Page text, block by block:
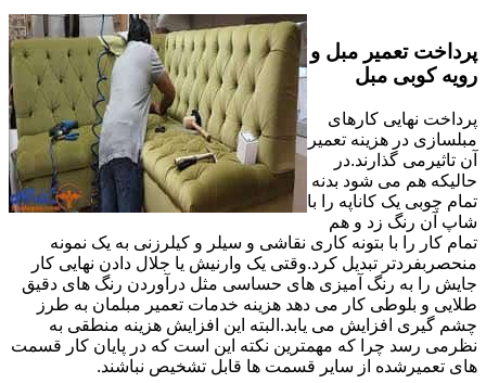
پرداخت تعمیر مبل و
رویه کوبی مبل
پرداخت نهایی کارهای
مبلسازی در هزینه تعمیر
آن تاثیرمی گذارند.در
حالیکه هم می شود بدنه
تمام چوبی یک کاناپه را با
شاپ آن رنگ زد و هم
تمام کار را با بتونه کاری نقاشی و سیلر و کیلرزنی به یک نمونه
منحصربفردتر تبدیل کرد.وقتی یک وارنیش یا جلال دادن نهایی کار
جایش را به رنگ آمیزی های حساسی مثل درآوردن رنگ های دقیق
طلایی و بلوطی کار می دهد هزینه خدمات تعمیر مبلمان به طرز
چشم گیری افزایش می یابد.البته این افزایش هزینه منطقی به
نظرمی رسد چرا که مهمترین نکته این است که در پایان کار قسمت
های تعمیرشده از سایر قسمت ها قابل تشخیص نباشند.